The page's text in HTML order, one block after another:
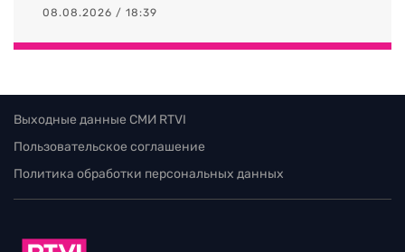
08.08.2026 / 18:39
Выходные данные СМИ RTVI
Пользовательское соглашение
Политика обработки персональных данных